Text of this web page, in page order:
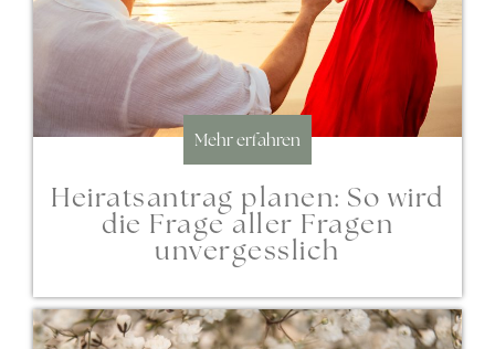
Mehr erfahren
Heiratsantrag planen: So wird
die Frage aller Fragen
unvergesslich